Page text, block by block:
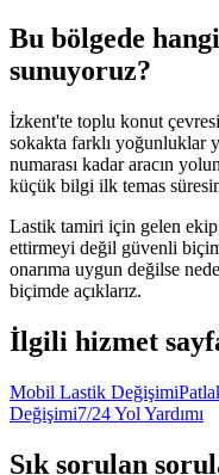
Bu bölgede
sunuyoruz?
İzkent'te toplu konut
sokakta farklı yoğunluklar
numarası kadar aracın
küçük bilgi ilk temas
Lastik tamiri için gelen
ettirmeyi değil güvenli
onarıma uygun değilse
biçimde açıklarız.
İlgili hizmet
Mobil Lastik Değişimi
Değişimi7/24 Yol Yardımı
Sık sorulan